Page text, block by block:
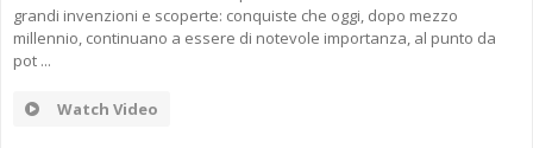
grandi invenzioni e scoperte: conquiste che oggi, dopo mezzo
millennio, continuano a essere di notevole importanza, al punto da
pot ...
Watch Video